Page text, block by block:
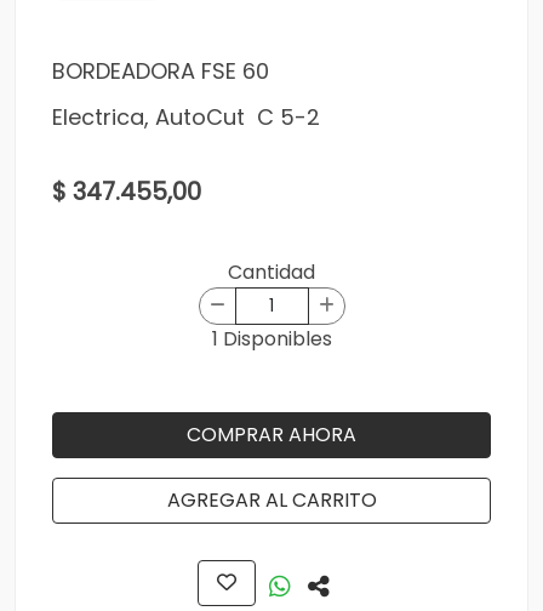
BORDEADORA FSE 60
Electrica, AutoCut C 5-2
$ 347.455,00
Cantidad
1 Disponibles
COMPRAR AHORA
AGREGAR AL CARRITO